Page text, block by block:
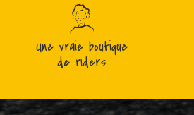
Une vraie boutique
de riders